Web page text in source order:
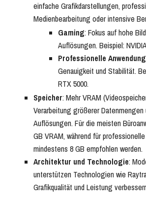
einfache Grafikdarstellungen,
Medienbearbeitung oder intensive
Gaming: Fokus auf hohe
Auflösungen. Beispiel:
Professionelle
Genauigkeit und Stabilität.
RTX 5000.
Speicher: Mehr VRAM
Verarbeitung größerer Datenmengen
Auflösungen. Für die meisten
GB VRAM, während für
mindestens 8 GB empfohlen werden.
Architektur und Technologie:
unterstützen Technologien wie
Grafikqualität und Leistung